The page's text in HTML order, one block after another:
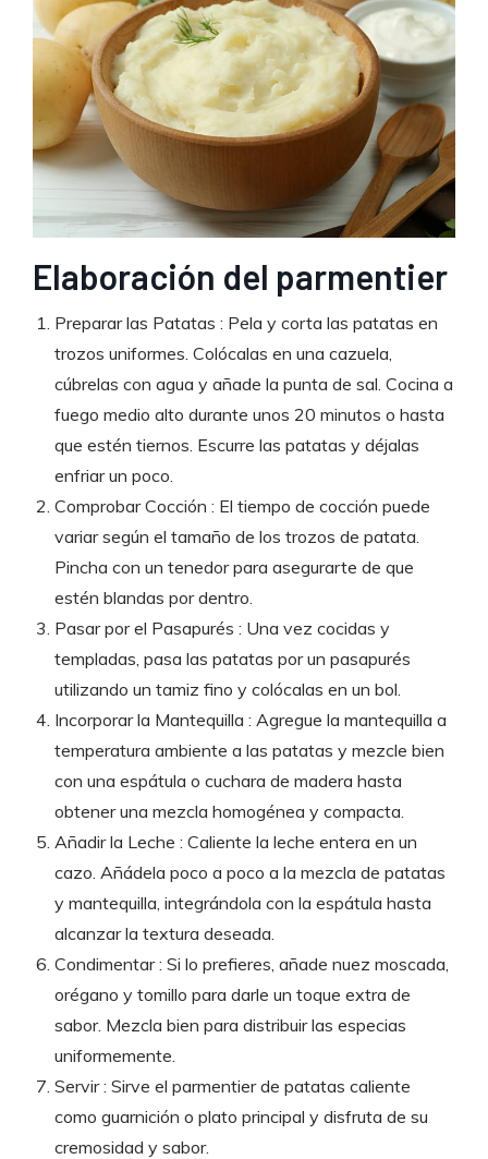
Elaboración del parmentier
Preparar las Patatas : Pela y corta las patatas en
trozos uniformes. Colócalas en una cazuela,
cúbrelas con agua y añade la punta de sal. Cocina a
fuego medio alto durante unos 20 minutos o hasta
que estén tiernos. Escurre las patatas y déjalas
enfriar un poco.
Comprobar Cocción : El tiempo de cocción puede
variar según el tamaño de los trozos de patata.
Pincha con un tenedor para asegurarte de que
estén blandas por dentro.
Pasar por el Pasapurés : Una vez cocidas y
templadas, pasa las patatas por un pasapurés
utilizando un tamiz fino y colócalas en un bol.
Incorporar la Mantequilla : Agregue la mantequilla a
temperatura ambiente a las patatas y mezcle bien
con una espátula o cuchara de madera hasta
obtener una mezcla homogénea y compacta.
Añadir la Leche : Caliente la leche entera en un
cazo. Añádela poco a poco a la mezcla de patatas
y mantequilla, integrándola con la espátula hasta
alcanzar la textura deseada.
Condimentar : Si lo prefieres, añade nuez moscada,
orégano y tomillo para darle un toque extra de
sabor. Mezcla bien para distribuir las especias
uniformemente.
Servir : Sirve el parmentier de patatas caliente
como guarnición o plato principal y disfruta de su
cremosidad y sabor.